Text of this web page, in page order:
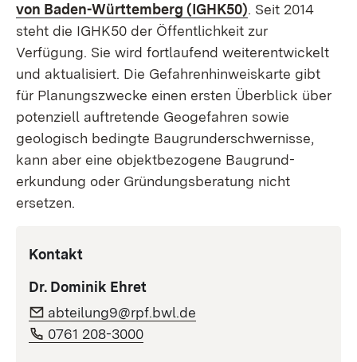
Kontakt
Dr. Dominik Ehret
abteilung9@rpf.bwl.de
0761 208-3000
von Baden-Württemberg (IGHK50). Seit 2014
steht die IGHK50 der Öffentlichkeit zur
Verfügung. Sie wird fortlaufend weiterentwickelt
und aktualisiert. Die Gefahren­hinweis­karte gibt
für Planungszwecke einen ersten Überblick über
potenziell auftretende Geogefahren sowie
geologisch bedingte Baugrund­erschwernisse,
kann aber eine objektbezogene Baugrund­
erkundung oder Gründungs­beratung nicht
ersetzen.